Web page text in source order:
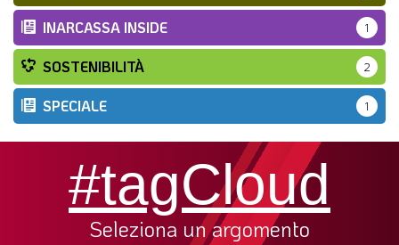
INARCASSA INSIDE 1
SOSTENIBILITÀ 2
SPECIALE 1
#tagCloud
Seleziona un argomento